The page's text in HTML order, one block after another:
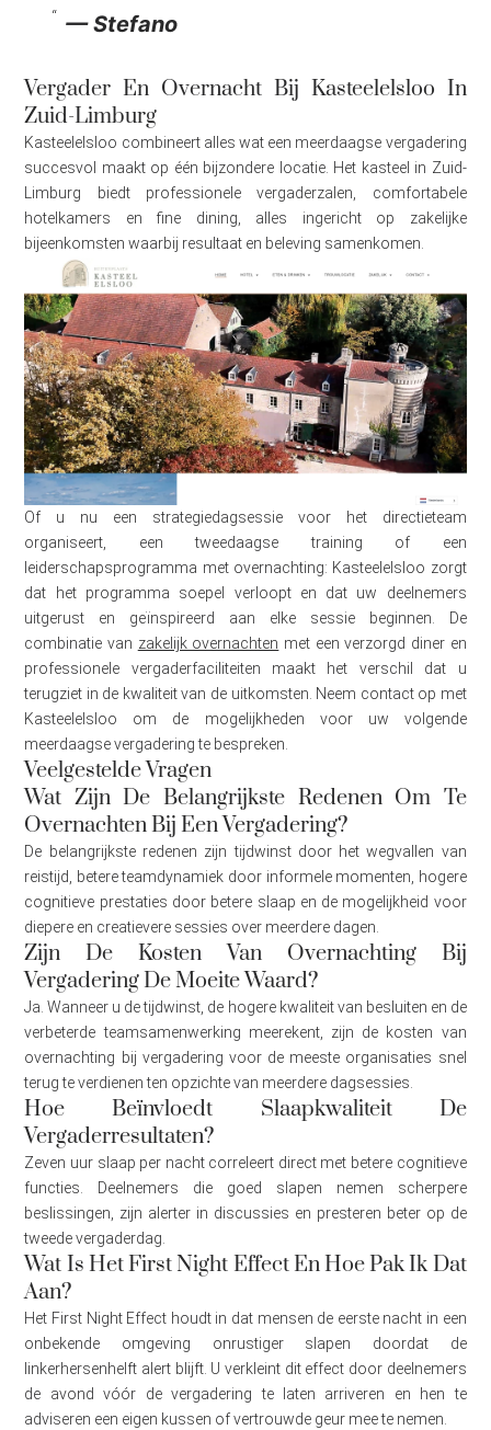
— Stefano
Vergader En Overnacht Bij Kasteelelsloo In
Zuid-Limburg
Kasteelelsloo combineert alles wat een meerdaagse vergadering
succesvol maakt op één bijzondere locatie. Het kasteel in Zuid-
Limburg biedt professionele vergaderzalen, comfortabele
hotelkamers en fine dining, alles ingericht op zakelijke
bijeenkomsten waarbij resultaat en beleving samenkomen.
Of u nu een strategiedagsessie voor het directieteam
organiseert, een tweedaagse training of een
leiderschapsprogramma met overnachting: Kasteelelsloo zorgt
dat het programma soepel verloopt en dat uw deelnemers
uitgerust en geïnspireerd aan elke sessie beginnen. De
combinatie van zakelijk overnachten met een verzorgd diner en
professionele vergaderfaciliteiten maakt het verschil dat u
terugziet in de kwaliteit van de uitkomsten. Neem contact op met
Kasteelelsloo om de mogelijkheden voor uw volgende
meerdaagse vergadering te bespreken.
Veelgestelde Vragen
Wat Zijn De Belangrijkste Redenen Om Te
Overnachten Bij Een Vergadering?
De belangrijkste redenen zijn tijdwinst door het wegvallen van
reistijd, betere teamdynamiek door informele momenten, hogere
cognitieve prestaties door betere slaap en de mogelijkheid voor
diepere en creatievere sessies over meerdere dagen.
Zijn De Kosten Van Overnachting Bij
Vergadering De Moeite Waard?
Ja. Wanneer u de tijdwinst, de hogere kwaliteit van besluiten en de
verbeterde teamsamenwerking meerekent, zijn de kosten van
overnachting bij vergadering voor de meeste organisaties snel
terug te verdienen ten opzichte van meerdere dagsessies.
Hoe Beïnvloedt Slaapkwaliteit De
Vergaderresultaten?
Zeven uur slaap per nacht correleert direct met betere cognitieve
functies. Deelnemers die goed slapen nemen scherpere
beslissingen, zijn alerter in discussies en presteren beter op de
tweede vergaderdag.
Wat Is Het First Night Effect En Hoe Pak Ik Dat
Aan?
Het First Night Effect houdt in dat mensen de eerste nacht in een
onbekende omgeving onrustiger slapen doordat de
linkerhersenhelft alert blijft. U verkleint dit effect door deelnemers
de avond vóór de vergadering te laten arriveren en hen te
adviseren een eigen kussen of vertrouwde geur mee te nemen.